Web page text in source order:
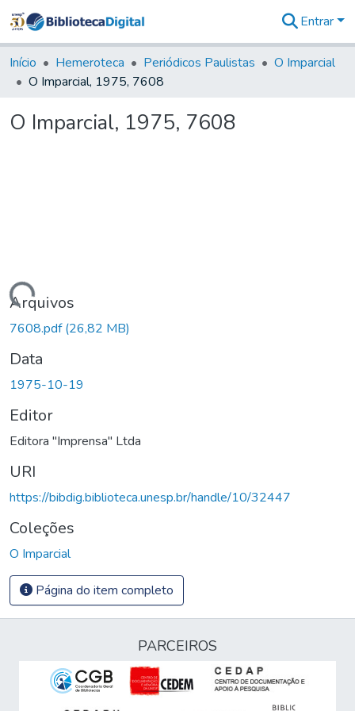
&
Coleções
Tudo na
Digital
Entrar
Início Hemeroteca Periódicos Paulistas
O Imparcial
O Imparcial, 1975, 7608
O Imparcial, 1975, 7608
Carregando...
Arquivos
7608.pdf(26,82 MB)
Data
1975-10-19
Editor
Editora "Imprensa" Ltda
URI
https://bibdig.biblioteca.unesp.br/handle/10/32447
Coleções
O Imparcial
Página do item completo
PARCEIROS